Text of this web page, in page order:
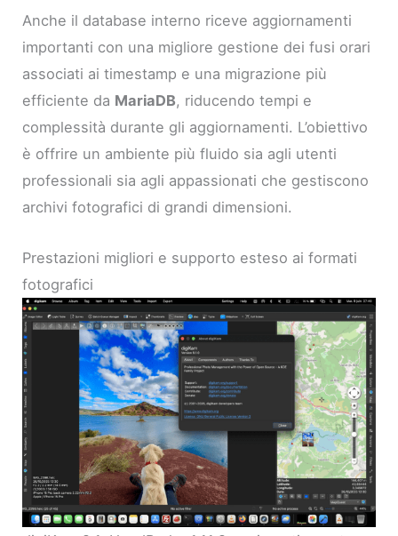
Anche il database interno riceve aggiornamenti
importanti con una migliore gestione dei fusi orari
associati ai timestamp e una migrazione più
efficiente da MariaDB, riducendo tempi e
complessità durante gli aggiornamenti. L’obiettivo
è offrire un ambiente più fluido sia agli utenti
professionali sia agli appassionati che gestiscono
archivi fotografici di grandi dimensioni.
Prestazioni migliori e supporto esteso ai formati
fotografici